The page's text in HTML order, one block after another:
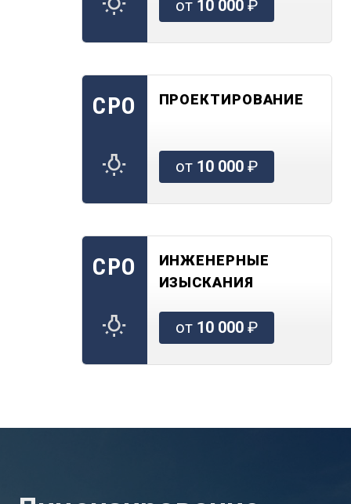
от 10 000₽
СРО ПРОЕКТИРОВАНИЕ
от 10 000₽
СРО
ИНЖЕНЕРНЫЕ
ИЗЫСКАНИЯ
от 10 000₽